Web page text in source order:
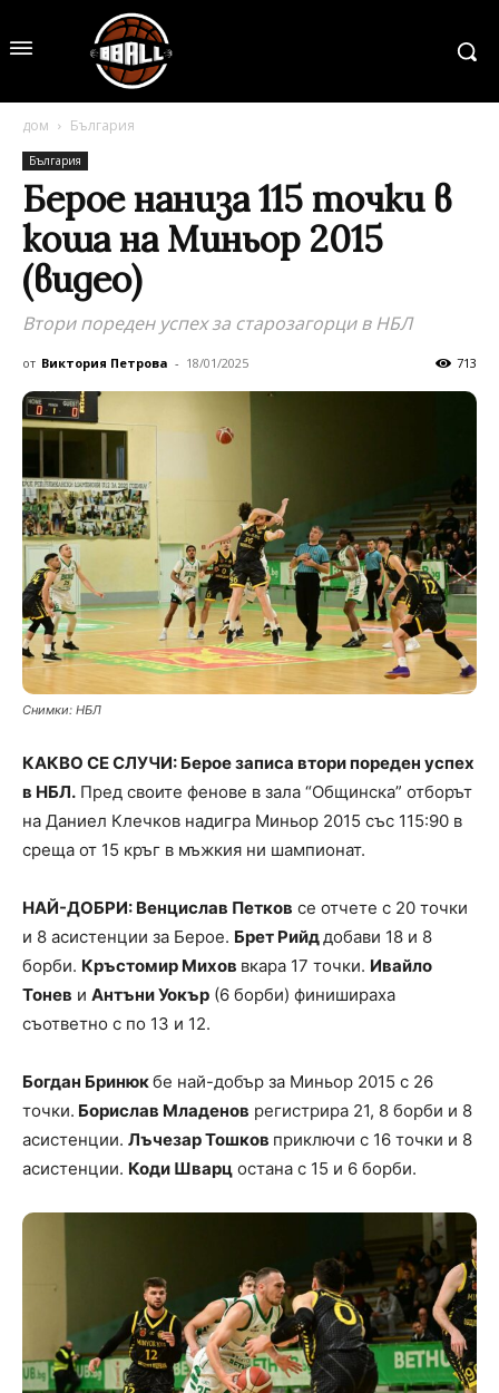
дом България
България
Берое наниза 115 точки в
коша на Миньор 2015
(видео)
Втори пореден успех за старозагорци в НБЛ
от Виктория Петрова - 18/01/2025 713
Снимки: НБЛ
КАКВО СЕ СЛУЧИ: Берое записа втори пореден успех
в НБЛ. Пред своите фенове в зала “Общинска” отборът
на Даниел Клечков надигра Миньор 2015 със 115:90 в
среща от 15 кръг в мъжкия ни шампионат.
НАЙ-ДОБРИ: Венцислав Петков се отчете с 20 точки
и 8 асистенции за Берое. Брет Рийддобави 18 и 8
борби. Кръстомир Михов вкара 17 точки. Ивайло
Тонев и Антъни Уокър (6 борби) финишираха
съответно с по 13 и 12.
Богдан Бринюкбе най-добър за Миньор 2015 с 26
точки. Борислав Младенов регистрира 21, 8 борби и 8
асистенции. Лъчезар Тошков приключи с 16 точки и 8
асистенции. Коди Шварц остана с 15 и 6 борби.